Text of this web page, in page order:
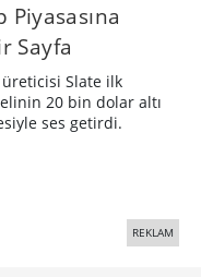
Sayfa
üreticisi Slate ilk
20 bin dolar altı
ses getirdi.
REKLAM